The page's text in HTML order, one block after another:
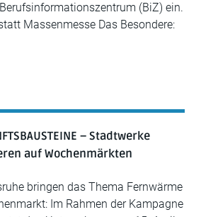
(BiZ) ein.
Massenmesse Das Besondere:
– Stadtwerke
auf Wochenmärkten
bringen das Thema Fernwärme
Im Rahmen der Kampagne